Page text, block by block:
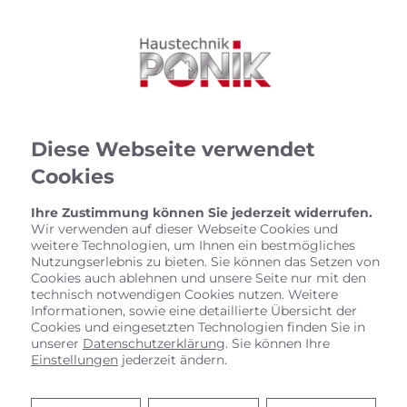
Diese Webseite verwendet
Cookies
Ihre Zustimmung können Sie jederzeit widerrufen.
Wir verwenden auf dieser Webseite Cookies und
weitere Technologien, um Ihnen ein bestmögliches
Nutzungserlebnis zu bieten. Sie können das Setzen von
Cookies auch ablehnen und unsere Seite nur mit den
technisch notwendigen Cookies nutzen. Weitere
Informationen, sowie eine detaillierte Übersicht der
Cookies und eingesetzten Technologien finden Sie in
unserer Datenschutzerklärung. Sie können Ihre
Einstellungen jederzeit ändern.